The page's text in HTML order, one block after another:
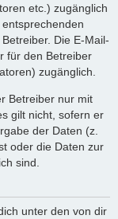
etc.) zugänglich
Die E-Mail-
für den Betreiber
zugänglich.
Betreiber nur mit
gilt nicht, sofern er
der Daten (z.
oder die Daten zur
sind.
unter den von dir